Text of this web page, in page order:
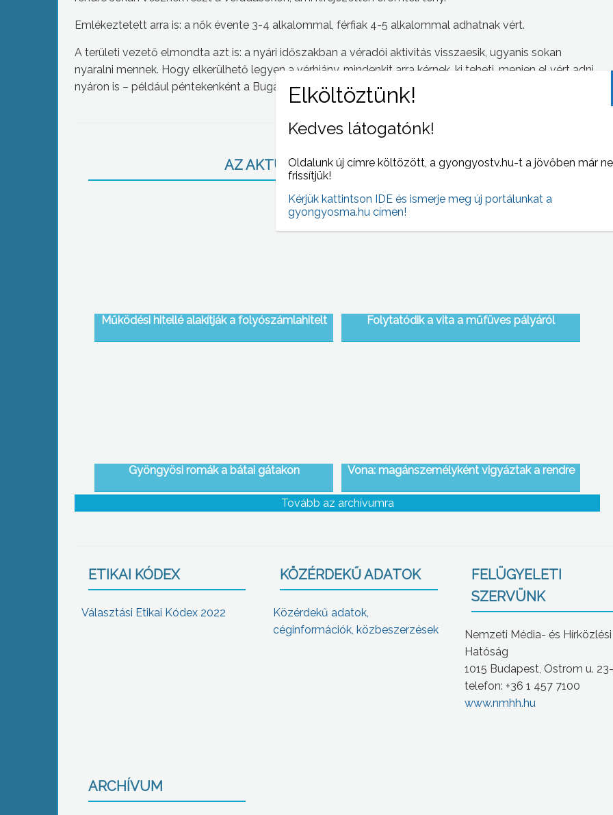
Emlékeztetett arra is: a nők évente 3-4 alkalommal, férfiak 4-5 alkalommal adhatnak vért.
A területi vezető elmondta azt is: a nyári időszakban a véradói aktivitás visszaesik, ugyanis sokan
nyaralni mennek. Hogy elkerülhető legyen a vérhiány, mindenkit arra kérnek, ki teheti, menjen el vért adni
nyáron is – például péntekenként a Bugát Pál Kórházba.
AZ AKTUÁLIS NAPI HÍREI (2013-06-12 )
Működési hitellé alakítják a folyószámlahitelt Folytatódik a vita a műfüves pályáról
Gyöngyösi romák a bátai gátakon Vona: magánszemélyként vigyáztak a rendre
Tovább az archívumra
ETIKAI KÓDEX
Választási Etikai Kódex 2022
KÖZÉRDEKŰ ADATOK
Közérdekű adatok,
céginformációk, közbeszerzések
FELÜGYELETI
SZERVÜNK
Nemzeti Média- és Hírközlési
Hatóság
1015 Budapest, Ostrom u.
telefon: +36 1 457 7100
www.nmhh.hu
ARCHÍVUM
Kedves látogatónk!
Oldalunk új címre költözött, a gyongyostv.hu-t a jövőben már
frissítjük!
Kérjük kattintson IDE és ismerje meg új portálunkat a
gyongyosma.hu címen!